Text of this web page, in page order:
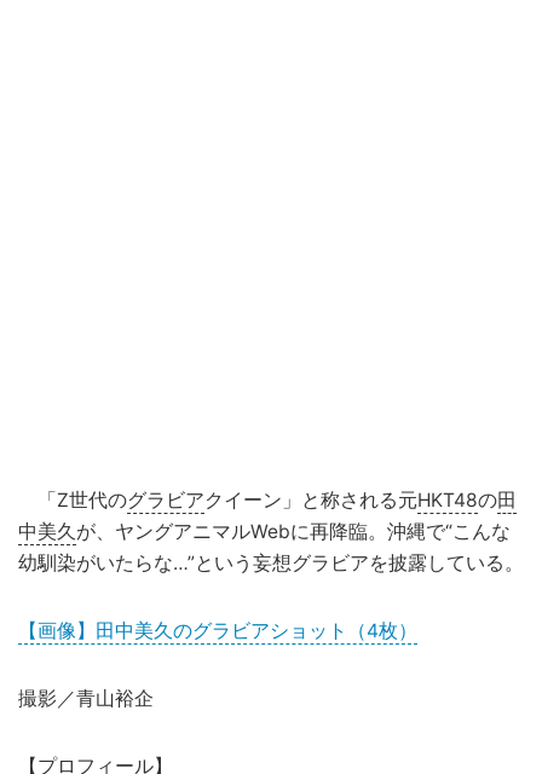
「Z世代のグラビアクイーン」と称される元HKT48の田
中美久が、ヤングアニマルWebに再降臨。沖縄で“こんな
幼馴染がいたらな…”という妄想グラビアを披露している。
【画像】田中美久のグラビアショット（4枚）
撮影／青山裕企
【プロフィール】